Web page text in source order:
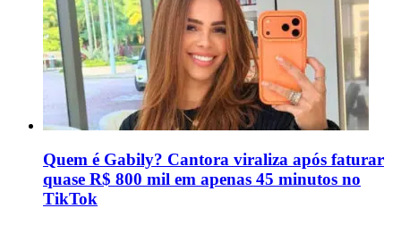
Quem é Gabily? Cantora viraliza após faturar
quase R$ 800 mil em apenas 45 minutos no
TikTok